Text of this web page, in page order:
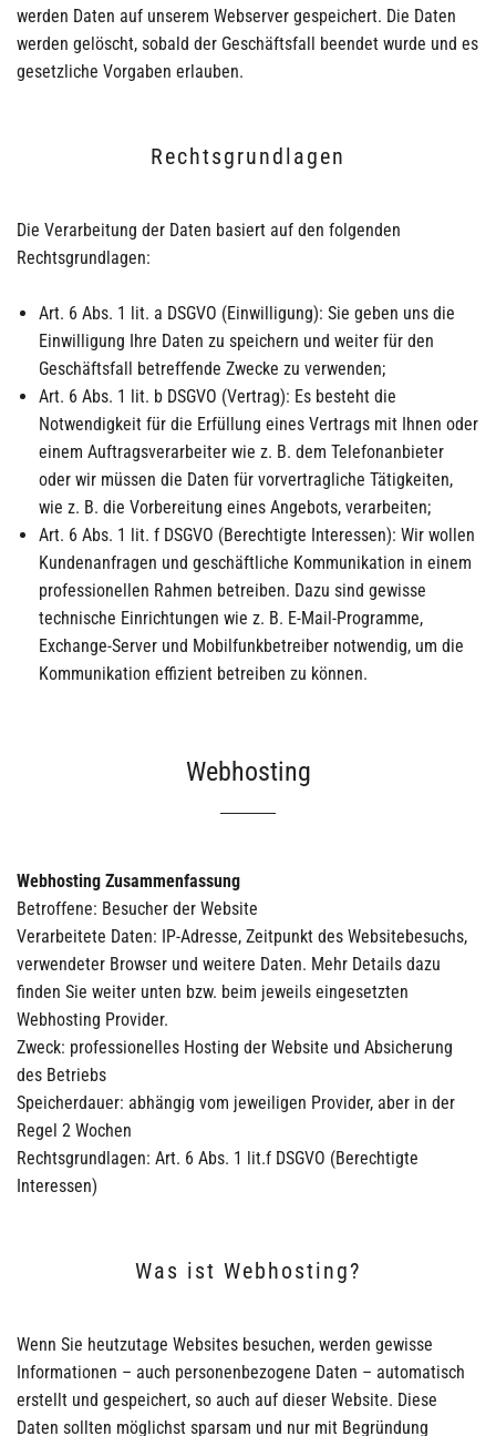
werden Daten auf unserem Webserver gespeichert. Die Daten
werden gelöscht, sobald der Geschäftsfall beendet wurde und es
gesetzliche Vorgaben erlauben.
Rechtsgrundlagen
Die Verarbeitung der Daten basiert auf den folgenden
Rechtsgrundlagen:
Art. 6 Abs. 1 lit. a DSGVO (Einwilligung): Sie geben uns die
Einwilligung Ihre Daten zu speichern und weiter für den
Geschäftsfall betreffende Zwecke zu verwenden;
Art. 6 Abs. 1 lit. b DSGVO (Vertrag): Es besteht die
Notwendigkeit für die Erfüllung eines Vertrags mit Ihnen oder
einem Auftragsverarbeiter wie z. B. dem Telefonanbieter
oder wir müssen die Daten für vorvertragliche Tätigkeiten,
wie z. B. die Vorbereitung eines Angebots, verarbeiten;
Art. 6 Abs. 1 lit. f DSGVO (Berechtigte Interessen): Wir wollen
Kundenanfragen und geschäftliche Kommunikation in einem
professionellen Rahmen betreiben. Dazu sind gewisse
technische Einrichtungen wie z. B. E-Mail-Programme,
Exchange-Server und Mobilfunkbetreiber notwendig, um die
Kommunikation effizient betreiben zu können.
Webhosting
Webhosting Zusammenfassung
Betroffene: Besucher der Website
Verarbeitete Daten: IP-Adresse, Zeitpunkt des Websitebesuchs,
verwendeter Browser und weitere Daten. Mehr Details dazu
finden Sie weiter unten bzw. beim jeweils eingesetzten
Webhosting Provider.
Zweck: professionelles Hosting der Website und Absicherung
des Betriebs
Speicherdauer: abhängig vom jeweiligen Provider, aber in der
Regel 2 Wochen
Rechtsgrundlagen: Art. 6 Abs. 1 lit.f DSGVO (Berechtigte
Interessen)
Was ist Webhosting?
Wenn Sie heutzutage Websites besuchen, werden gewisse
Informationen – auch personenbezogene Daten – automatisch
erstellt und gespeichert, so auch auf dieser Website. Diese
Daten sollten möglichst sparsam und nur mit Begründung